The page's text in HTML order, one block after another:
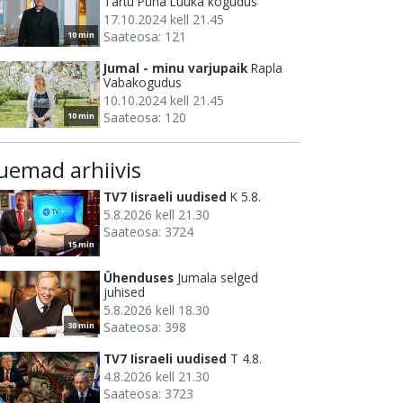
10 min
17.10.2024 kell 21.45
Saateosa: 121
10 min
Jumal - minu varjupaik Rapla
Vabakogudus
10.10.2024 kell 21.45
Saateosa: 120
arhiivis
15 min
TV7 Iisraeli uudised K 5.8.
5.8.2026 kell 21.30
Saateosa: 3724
30 min
Ühenduses Jumala selged
juhised
5.8.2026 kell 18.30
Saateosa: 398
TV7 Iisraeli uudised T 4.8.
4.8.2026 kell 21.30
Saateosa: 3723